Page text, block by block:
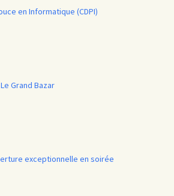
en Informatique (CDPI)
Le Grand Bazar
exceptionnelle en soirée